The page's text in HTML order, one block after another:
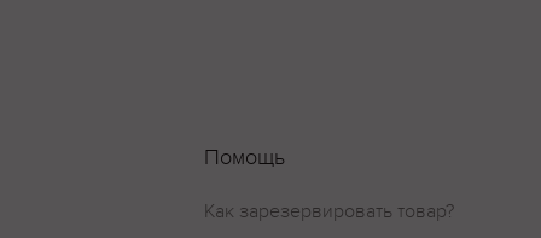
Помощь
Как зарезервировать товар?